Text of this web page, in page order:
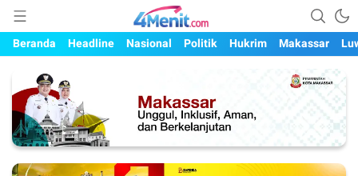
4menit.com
Mengungkap Kisah, Setiap Hari
Beranda
Headline Nasional Politik Hukrim Makassar